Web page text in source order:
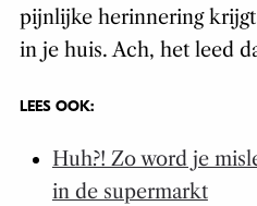
pijnlijke herinnering
in je huis. Ach, het leed
LEES OOK:
Huh?! Zo word je
in de supermarkt